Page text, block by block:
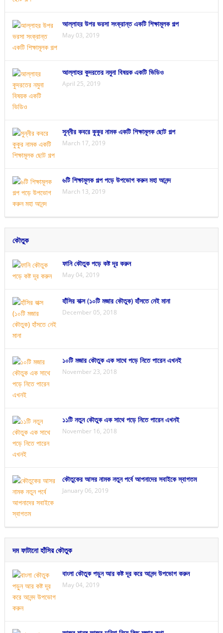
আল্লাহর উপর ভরসা সংক্রান্ত একটি শিক্ষামূলক গল্প
May 03, 2019
আল্লাহর কুদরতের নমুনা বিষয়ক একটি ভিডিও
April 25, 2019
সুন্নীর কবরে কুকুর নামক একটি শিক্ষামূলক ছোট গল্প
March 17, 2019
৬টি শিক্ষামূলক গল্প পড়ে উপভোগ করুন মহা আনন্দ
March 13, 2019
কৌতুক
ফানি কৌতুক পড়ে কষ্ট দূর করুন
May 04, 2019
হাঁসির বাক্স (১০টি মজার কৌতুক) হাঁসতে নেই মানা
December 05, 2018
১০টি মজার কৌতুক এক সাথে পড়ে নিতে পারেন এখনই
November 23, 2018
১১টি নতুন কৌতুক এক সাথে পড়ে নিতে পারেন এখনই
November 16, 2018
কৌতুকের আসর নামক নতুন পর্বে আপনাদের সবাইকে স্বাগতম
January 06, 2019
দম ফাটানো হাঁসির কৌতুক
বাংলা কৌতুক পড়ুন আর কষ্ট দূর করে আনন্দ উপভোগ করুন
May 04, 2019